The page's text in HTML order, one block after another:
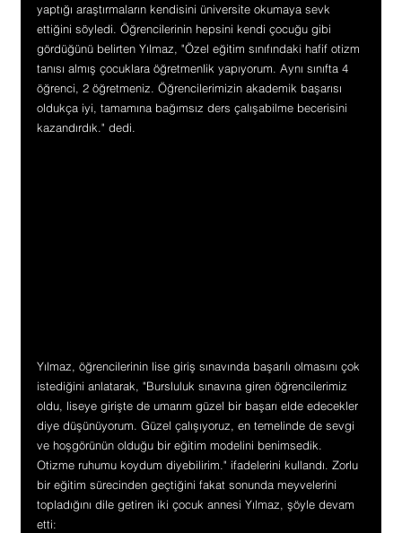
yaptığı araştırmaların kendisini üniversite okumaya sevk
ettiğini söyledi. Öğrencilerinin hepsini kendi çocuğu gibi
gördüğünü belirten Yılmaz, "Özel eğitim sınıfındaki hafif otizm
tanısı almış çocuklara öğretmenlik yapıyorum. Aynı sınıfta 4
öğrenci, 2 öğretmeniz. Öğrencilerimizin akademik başarısı
oldukça iyi, tamamına bağımsız ders çalışabilme becerisini
kazandırdık." dedi.
Yılmaz, öğrencilerinin lise giriş sınavında başarılı olmasını çok
istediğini anlatarak, "Bursluluk sınavına giren öğrencilerimiz
oldu, liseye girişte de umarım güzel bir başarı elde edecekler
diye düşünüyorum. Güzel çalışıyoruz, en temelinde de sevgi
ve hoşgörünün olduğu bir eğitim modelini benimsedik.
Otizme ruhumu koydum diyebilirim." ifadelerini kullandı. Zorlu
bir eğitim sürecinden geçtiğini fakat sonunda meyvelerini
topladığını dile getiren iki çocuk annesi Yılmaz, şöyle devam
etti: